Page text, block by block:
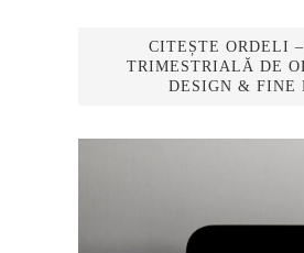
CITEȘTE ORDELI
TRIMESTRIALĂ DE
DESIGN & FINE